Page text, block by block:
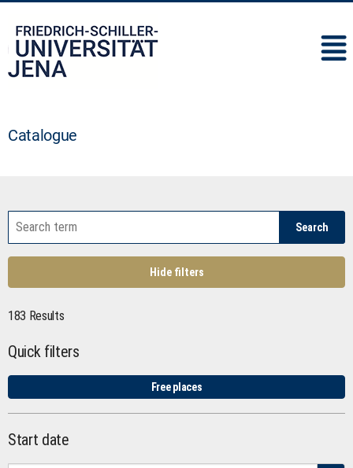
Catalogue
Search
Hide filters
183 Results
Quick filters
Free places
Start date